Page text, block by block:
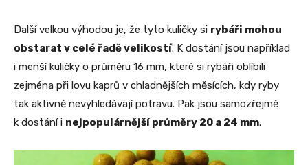
Další velkou výhodou je, že tyto kuličky si rybáři mohou
obstarat v celé řadě velikostí. K dostání jsou například
i menší kuličky o průměru 16 mm, které si rybáři oblíbili
zejména při lovu kaprů v chladnějších měsících, kdy ryby
tak aktivně nevyhledávají potravu. Pak jsou samozřejmě
k dostání i nejpopulárnější průměry 20 a 24 mm.